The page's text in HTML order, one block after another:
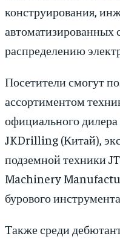
конструирования,
автоматизированных
распределению
Посетители смогут
ассортиментом
официального
JKDrilling (Китай),
подземной техники
Machinery
бурового
Также среди